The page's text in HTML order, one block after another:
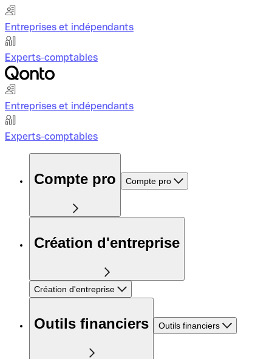
Entreprises et indépendants
Experts-comptables
Entreprises et indépendants
Experts-comptables
Compte pro Compte pro
Création d'entreprise
Création d'entreprise
Outils financiers Outils financiers